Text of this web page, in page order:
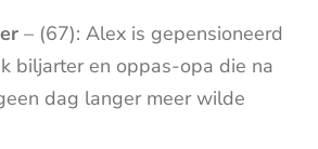
– (67): Alex is gepensioneerd
biljarter en oppas-opa die na
dag langer meer wilde